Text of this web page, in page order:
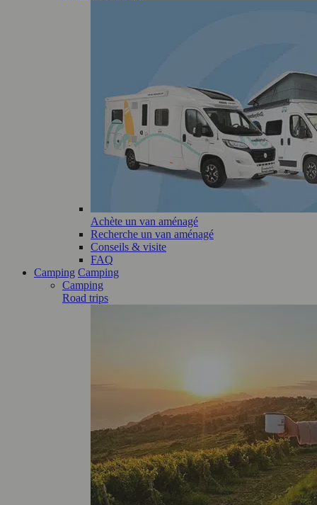
Achète un van aménagé
Recherche un van aménagé
Conseils & visite
FAQ
Camping Camping
Camping
Road trips